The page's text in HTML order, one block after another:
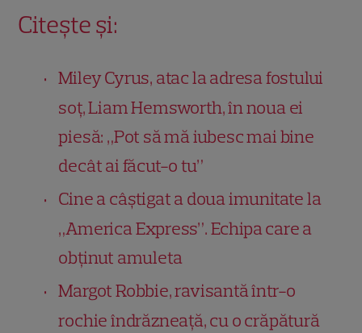
Citește și:
Miley Cyrus, atac la adresa fostului
soț, Liam Hemsworth, în noua ei
piesă: „Pot să mă iubesc mai bine
decât ai făcut-o tu”
Cine a câștigat a doua imunitate la
„America Express”. Echipa care a
obținut amuleta
Margot Robbie, ravisantă într-o
rochie îndrăzneață, cu o crăpătură